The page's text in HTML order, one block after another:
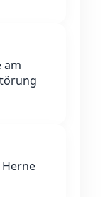
am
Herne